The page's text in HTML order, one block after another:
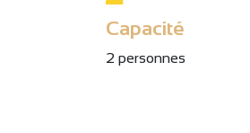
Capacité
2 personnes